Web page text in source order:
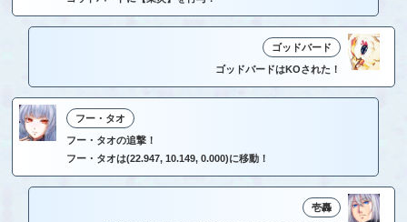
ゴッドバード
ゴッドバードはKOされた！
フー・タオ
フー・タオの追撃！
フー・タオは(22.947, 10.149, 0.000)に移動！
壱轟